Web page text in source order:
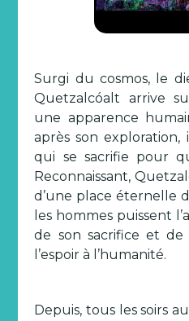
Surgi du cosmos, le
Quetzalcóalt arrive
une apparence
après son
qui se sacrifie pour
Reconnaissant,
d’une place éternelle
les hommes puissent
de son sacrifice et
l’espoir à l’humanité.
Depuis, tous les soirs